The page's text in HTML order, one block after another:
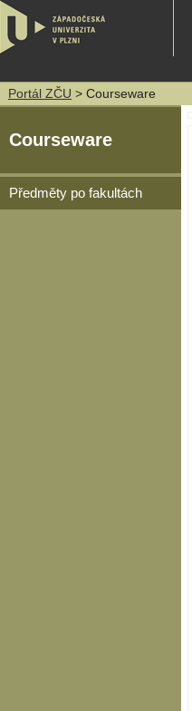
Portál ZČU > Courseware
Courseware
Předměty po fakultách